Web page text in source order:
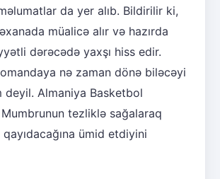
da yer alıb. Bildirilir ki,
müalicə alır və hazırda
dərəcədə yaxşı hiss edir.
nə zaman dönə biləcəyi
deyil. Almaniya Basketbol
Mumbrunun tezliklə sağalaraq
qayıdacağına ümid etdiyini